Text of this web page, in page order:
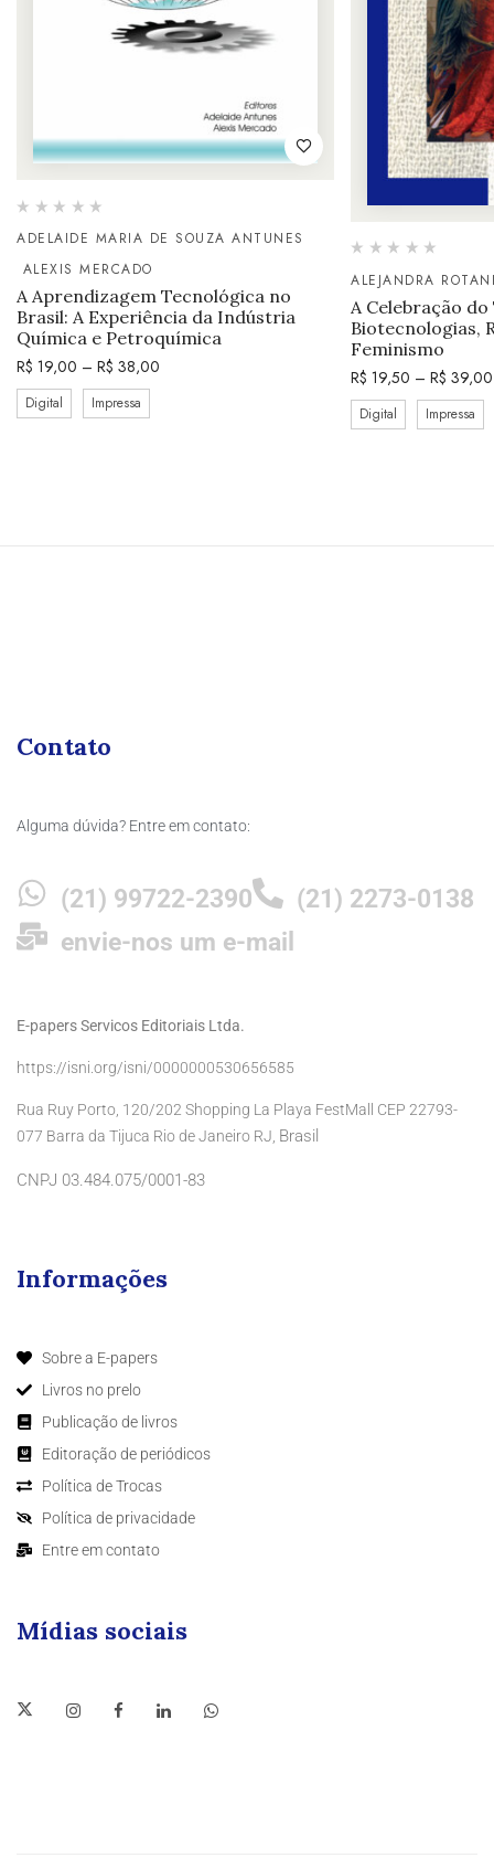
ADELAIDE MARIA DE SOUZA ANTUNES
ALEXIS MERCADO
A Aprendizagem Tecnológica no
Brasil: A Experiência da Indústria
Química e Petroquímica
R$ 19,00 – R$ 38,00
Digital Impressa
ALEJANDRA
A Celebração
Biotecnologias,
Feminismo
R$ 19,50 – R$ 39,00
Digital Impressa
Contato
Alguma dúvida? Entre em contato:
(21) 99722-2390
(21) 2273-0138
envie-nos um e-mail
E-papers Servicos Editoriais Ltda.
https://isni.org/isni/0000000530656585
Rua Ruy Porto, 120/202 Shopping La Playa FestMall CEP 22793-
077 Barra da Tijuca Rio de Janeiro RJ, Brasil
CNPJ 03.484.075/0001-83
Informações
Sobre a E-papers
Livros no prelo
Publicação de livros
Editoração de periódicos
Política de Trocas
Política de privacidade
Entre em contato
Mídias sociais